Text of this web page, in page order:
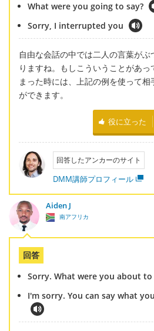
What were you going to say?
Sorry, I interrupted you
自由な会話の中では二人の言葉が
りますね。もしこういうことがあ
まった時には、上記の例を使って
ができます。
役に立った
回答したアンカーのサイト
DMM講師プロフィール
Aiden J
南アフリカ
回答
Sorry. What were you about to
I'm sorry. You can say what